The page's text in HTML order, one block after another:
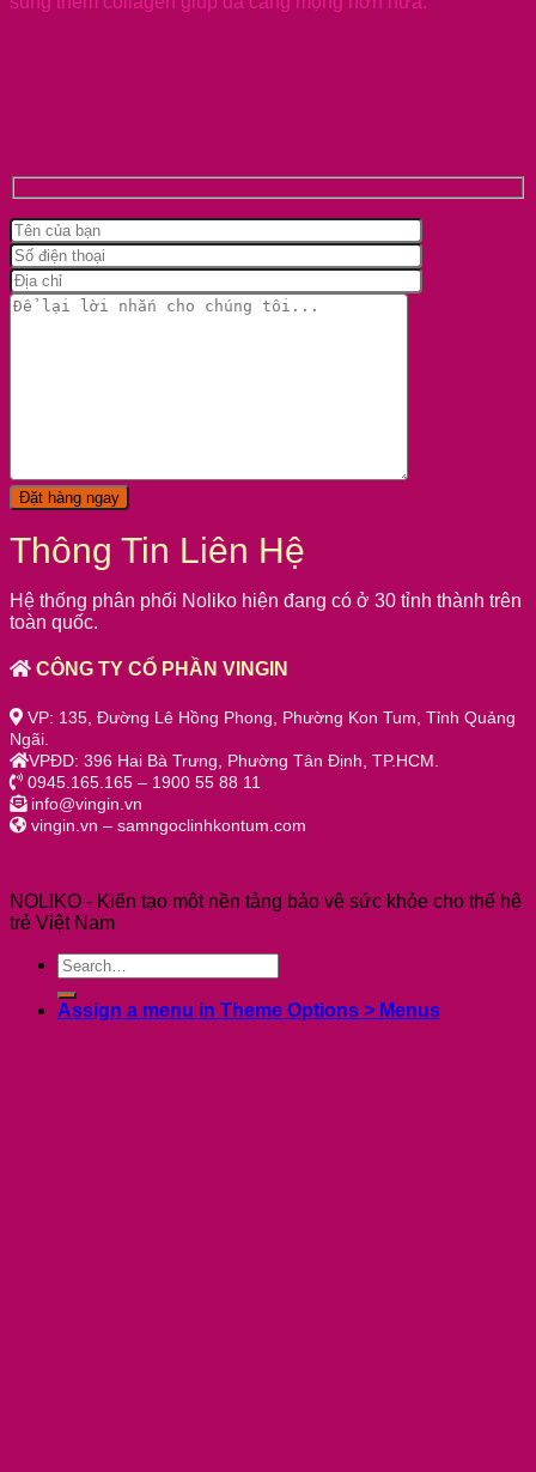
Thông Tin Liên Hệ
Hệ thống phân phối Noliko hiện đang có ở 30 tỉnh thành trên
toàn quốc.
CÔNG TY CỔ PHẦN VINGIN
VP: 135, Đường Lê Hồng Phong, Phường Kon Tum, Tỉnh Quảng
Ngãi.
VPĐD: 396 Hai Bà Trưng, Phường Tân Định, TP.HCM.
0945.165.165 – 1900 55 88 11
info@vingin.vn
vingin.vn – samngoclinhkontum.com
NOLIKO - Kiến tạo một nền tảng bảo vệ sức khỏe cho thế hệ
trẻ Việt Nam
Assign a menu in Theme Options > Menus